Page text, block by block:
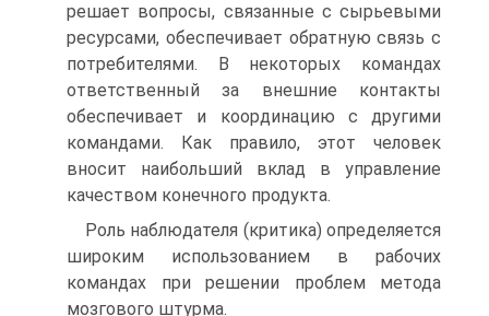
решает вопросы, связанные с сырьевыми
ресурсами, обеспечивает обратную связь с
потребителями. В некоторых командах
ответственный за внешние контакты
обеспечивает и координацию с другими
командами. Как правило, этот человек
вносит наибольший вклад в управление
качеством конечного продукта.
Роль наблюдателя (критика) определяется
широким использованием в рабочих
командах при решении проблем метода
мозгового штурма.